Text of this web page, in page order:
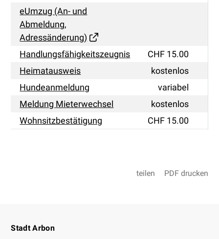
eUmzug (An- und
Abmeldung,
Adressänderung)
Handlungsfähigkeitszeugnis
CHF 15.00
Heimatausweis
kostenlos
Hundeanmeldung
variabel
Meldung Mieterwechsel
kostenlos
Wohnsitzbestätigung
CHF 15.00
teilen PDF drucken
Stadt Arbon